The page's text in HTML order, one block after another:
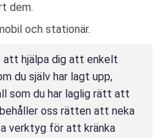
dem.
och stationär.
att hjälpa dig att enkelt
du själv har lagt upp,
som du har laglig rätt att
oss rätten att neka
verktyg för att kränka